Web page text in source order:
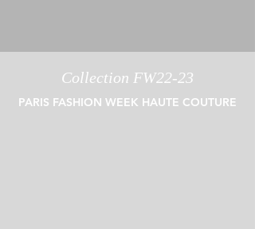
Collection FW22-23
PARIS FASHION WEEK HAUTE COUTURE